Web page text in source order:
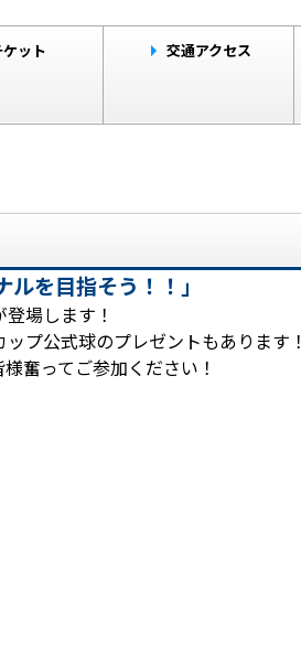
ケット 交通アクセス
を目指そう！！」
場します！
プ公式球のプレゼントもあります！
奮ってご参加ください！